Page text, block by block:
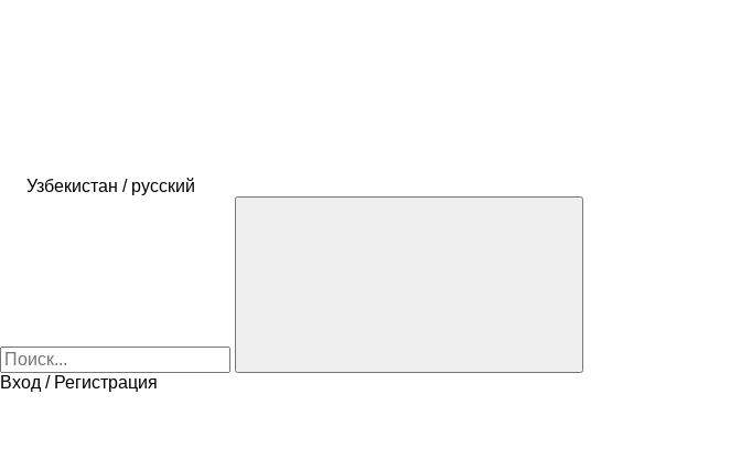
Узбекистан / русский
Вход / Регистрация